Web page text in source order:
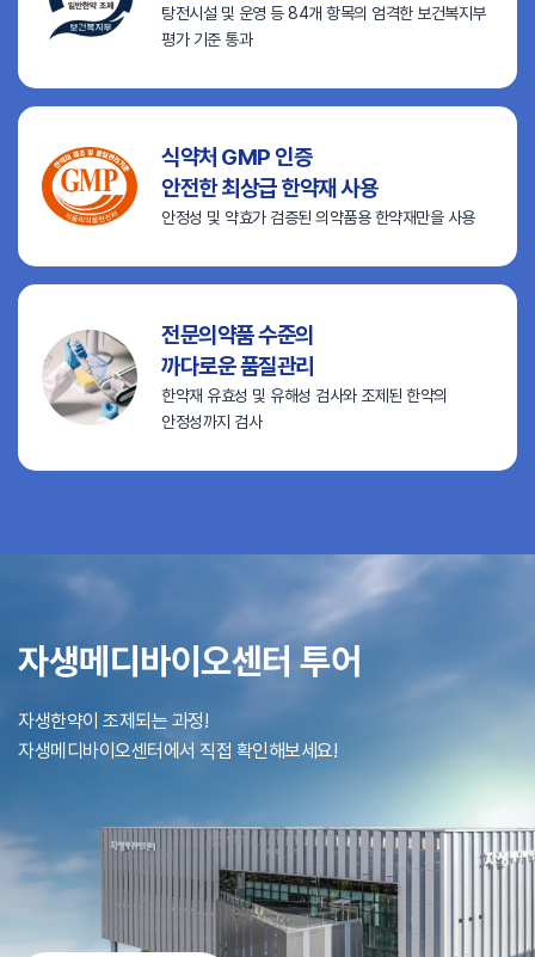
탕전시설 및 운영 등 84개 항목의 엄격한 보건복지부
평가 기준 통과
식약처 GMP 인증
안전한 최상급 한약재 사용
안정성 및 약효가 검증된 의약품용 한약재만을 사용
전문의약품 수준의
까다로운 품질관리
한약재 유효성 및 유해성 검사와 조제된 한약의
안정성까지 검사
자생메디바이오센터 투어
자생한약이 조제되는 과정!
자생메디바이오센터에서 직접 확인해보세요!